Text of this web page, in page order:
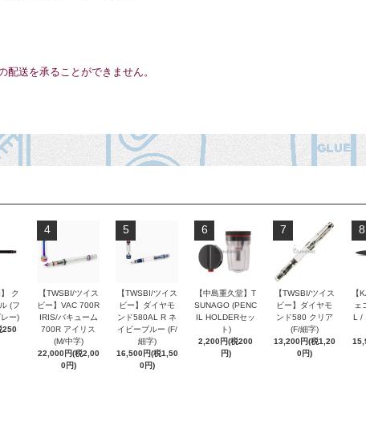
送を承ることができません。
ク
(フ
ー)
250
4
【TWSBI/ツイス
ビー】VAC 700R
IRIS/バキューム
700R アイリス
(M/中字)
22,000円(税2,00
0円)
5
【TWSBI/ツイス
ビー】ダイヤモ
ンド580AL R ネ
イビーブルー (F/
細字)
16,500円(税1,50
0円)
6
【中島重久堂】T
SUNAGO (PENC
IL HOLDERセッ
ト)
2,200円(税200
円)
7
【TWSBI/ツイス
ビー】ダイヤモ
ンド580 クリア
(F/細字)
13,200円(税1,20
0円)
8
【
ェ
L /